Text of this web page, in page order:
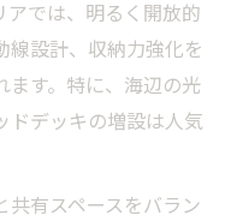
では、明るく開放的
線設計、収納力強化を
ます。特に、海辺の光
ドデッキの増設は人気
共有スペースをバラン